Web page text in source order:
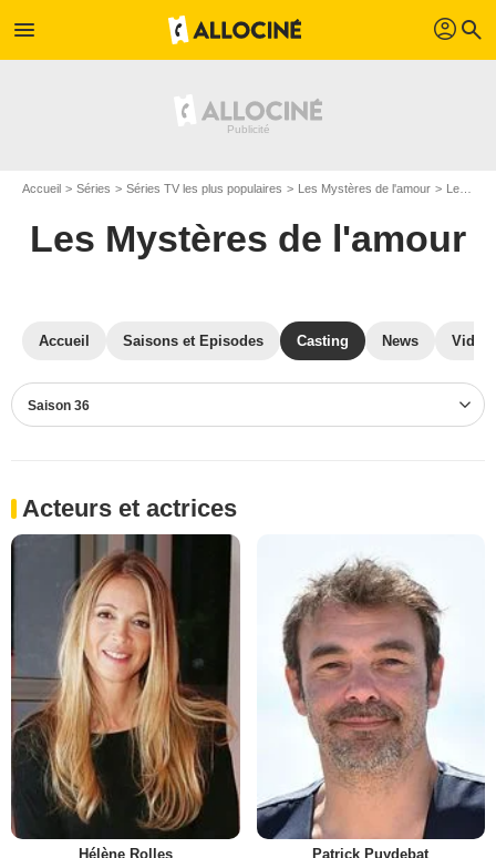
menu profil search
Accueil Séries Séries TV les plus populaires Les Mystères de l'amour Les Mystères de l'amour S36
Les Mystères de l'amour
Accueil Saisons et Episodes Casting News
Saison 36
Acteurs et actrices
Hélène Rolles Patrick Puydebat